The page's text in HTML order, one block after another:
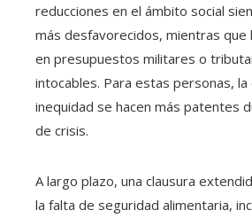
reducciones en el ámbito social
más desfavorecidos, mientras que
en presupuestos militares o
intocables. Para estas personas, la
inequidad se hacen más patentes
de crisis.
A largo plazo, una clausura
la falta de seguridad alimentaria,